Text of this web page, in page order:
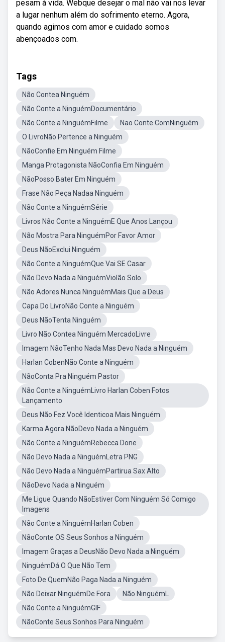
pesam à vida. Webque desejar o mal não vai nos levar
a lugar nenhum além do sofrimento eterno. Agora,
quando agimos com amor e cuidado somos
abençoados com.
Tags
Não Contea Ninguém
Não Conte a NinguémDocumentário
Não Conte a NinguémFilme
Nao Conte ComNinguém
O LivroNão Pertence a Ninguém
NãoConfie Em Ninguém Filme
Manga Protagonista NãoConfia Em Ninguém
NãoPosso Bater Em Ninguém
Frase Não Peça Nadaa Ninguém
Não Conte a NinguémSérie
Livros Não Conte a NinguémE Que Anos Lançou
Não Mostra Para NinguémPor Favor Amor
Deus NãoExclui Ninguém
Não Conte a NinguémQue Vai SE Casar
Não Devo Nada a NinguémViolão Solo
Não Adores Nunca NinguémMais Que a Deus
Capa Do LivroNão Conte a Ninguém
Deus NãoTenta Ninguém
Livro Não Contea Ninguém MercadoLivre
Imagem NãoTenho Nada Mas Devo Nada a Ninguém
Harlan CobenNão Conte a Ninguém
NãoConta Pra Ninguém Pastor
Não Conte a NinguémLivro Harlan Coben Fotos
Lançamento
Deus Não Fez Você Identicoa Mais Ninguém
Karma Agora NãoDevo Nada a Ninguém
Não Conte a NinguémRebecca Done
Não Devo Nada a NinguémLetra PNG
Não Devo Nada a NinguémPartirua Sax Alto
NãoDevo Nada a Ninguém
Me Ligue Quando NãoEstiver Com Ninguém Só Comigo
Imagens
Não Conte a NinguémHarlan Coben
NãoConte OS Seus Sonhos a Ninguém
Imagem Graças a DeusNão Devo Nada a Ninguém
NinguémDá O Que Não Tem
Foto De QuemNão Paga Nada a Ninguém
Não Deixar NinguémDe Fora
Não NinguémL
Não Conte a NinguémGIF
NãoConte Seus Sonhos Para Ninguém